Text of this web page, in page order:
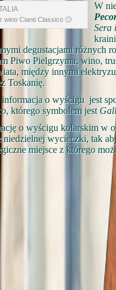
wino Cianti Classico 🙂
W
Sera
degustacjami różnych
Piwo Pielgrzyma, wino,
między innymi
Toskanię.
o wyścigu jest
, którego symbolem jest
o wyścigu kolarskim w
wycieczki, tak
miejsce z którego